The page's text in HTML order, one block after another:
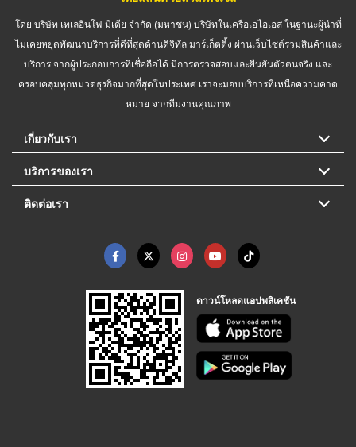
โดย บริษัท เทเลอินโฟ มีเดีย จำกัด (มหาชน) บริษัทในเครือเอไอเอส ในฐานะผู้นำที่
ไม่เคยหยุดพัฒนาบริการที่ดีที่สุดด้านดิจิทัล มาร์เก็ตติ้ง ผ่านเว็บไซต์รวมสินค้าและ
บริการ จากผู้ประกอบการที่เชื่อถือได้ มีการตรวจสอบและยืนยันตัวตนจริง และ
ครอบคลุมทุกหมวดธุรกิจมากที่สุดในประเทศ เราจะมอบบริการที่เหนือความคาด
หมาย จากทีมงานคุณภาพ
เกี่ยวกับเรา
บริการของเรา
ติดต่อเรา
ดาวน์โหลดแอปพลิเคชัน